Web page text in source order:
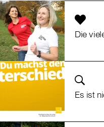
Die
Es ist